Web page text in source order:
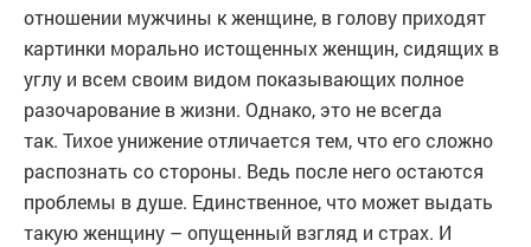
отношении мужчины к женщине, в голову приходят
картинки морально истощенных женщин, сидящих в
углу и всем своим видом показывающих полное
разочарование в жизни. Однако, это не всегда
так. Тихое унижение отличается тем, что его сложно
распознать со стороны. Ведь после него остаются
проблемы в душе. Единственное, что может выдать
такую женщину – опущенный взгляд и страх. И